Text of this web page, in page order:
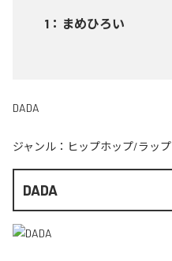
1 ： まめひろい
DADA
ジャンル： ヒップホップ/ラップ
DADA